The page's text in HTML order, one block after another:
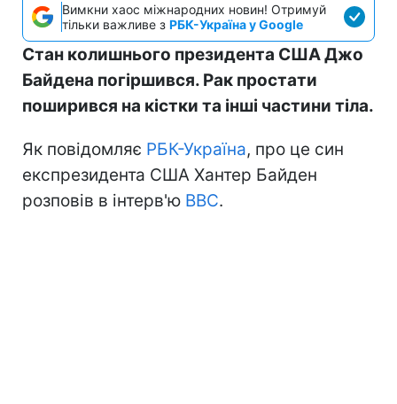
Вимкни хаос міжнародних новин! Отримуй
тільки важливе з РБК-Україна у Google
Стан колишнього президента США Джо
Байдена погіршився. Рак простати
поширився на кістки та інші частини тіла.
Як повідомляє РБК-Україна, про це син
експрезидента США Хантер Байден
розповів в інтерв'ю BBC.